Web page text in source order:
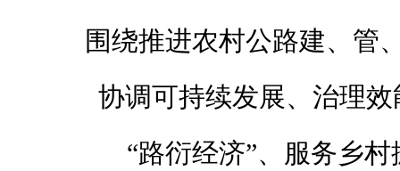
围绕推进农村公路建、管
协调可持续发展、治理效
“路衍经济”、服务乡村